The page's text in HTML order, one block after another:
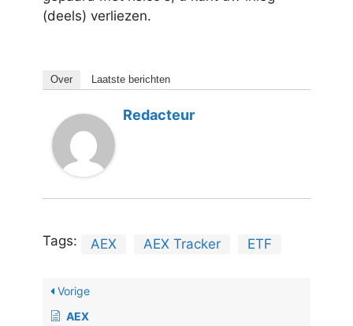
(deels) verliezen.
Over Laatste berichten
Redacteur
Tags: AEX AEX Tracker ETF
Vorige
AEX